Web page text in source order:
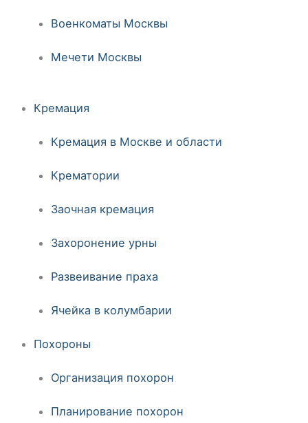
Военкоматы Москвы
Мечети Москвы
Кремация
Кремация в Москве и области
Крематории
Заочная кремация
Захоронение урны
Развеивание праха
Ячейка в колумбарии
Похороны
Организация похорон
Планирование похорон